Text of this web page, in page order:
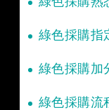
綠色採購指
綠色採購加
綠色採購流